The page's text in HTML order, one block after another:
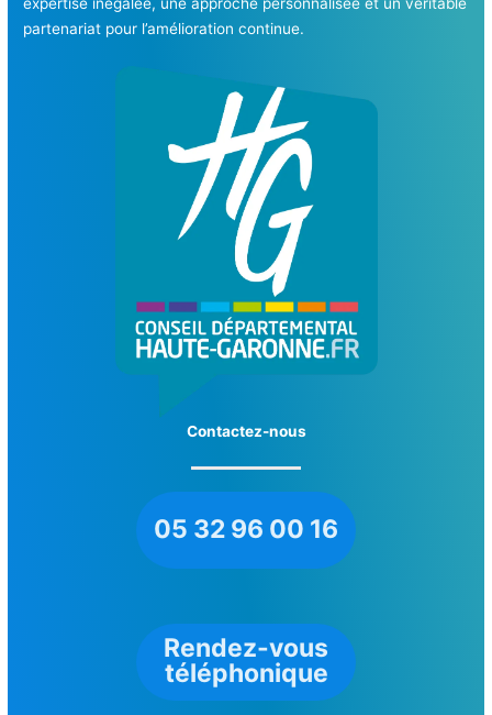
partenariat pour l’amélioration continue.
Contactez-nous
05 32 96 00 16
Rendez-vous
téléphonique